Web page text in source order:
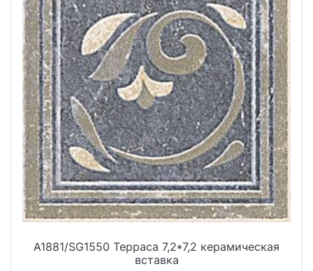
A1881/SG1550 Терраса 7,2*7,2 керамическая
вставка